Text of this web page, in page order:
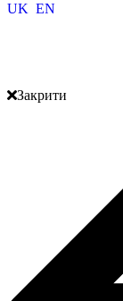
UK EN
Закрити